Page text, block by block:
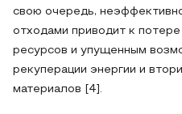
свою очередь,
отходами приводит к
ресурсов и упущенным
рекуперации энергии и
материалов [4].